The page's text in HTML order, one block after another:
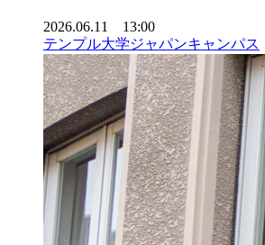
2026.06.11 13:00
テンプル大学ジャパンキャンパス